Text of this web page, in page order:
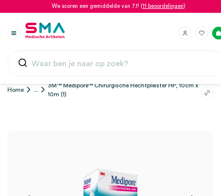
We scoren een gemiddelde van 7.1! (11 beoordelingen)
Home ...
3M™ Medipore™ Chirurgische Hechtpleister HP, 10cm x
10m (1)